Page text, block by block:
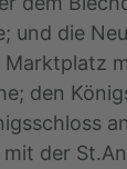
und die
Marktplatz
den
der